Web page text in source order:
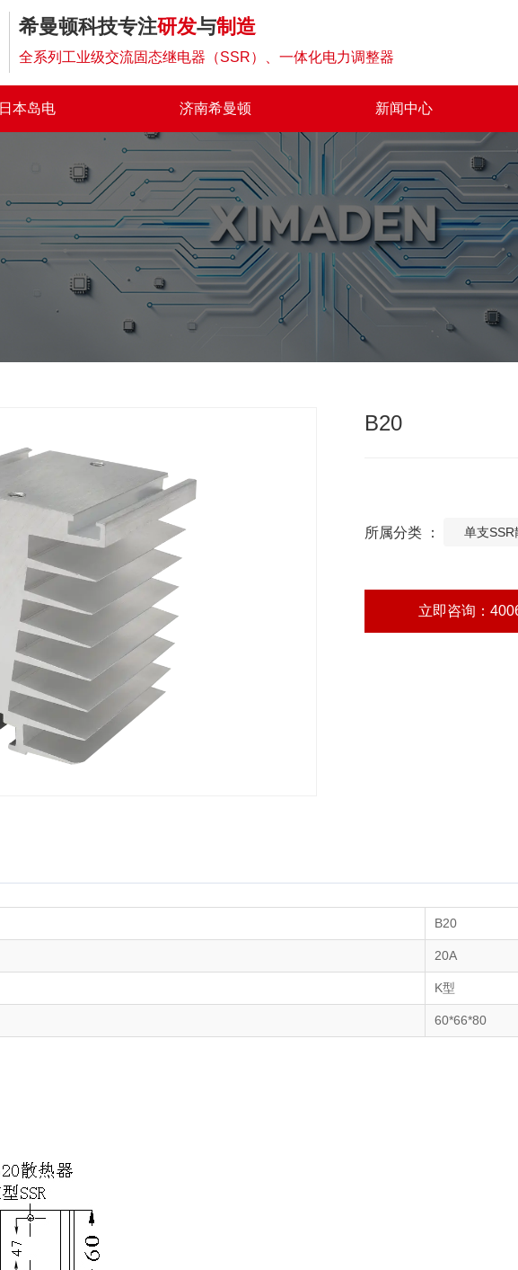
希曼顿科技专注研发与制造
全系列工业级交流固态继电器（SSR）、一体化电力调整器
日本岛电 济南希曼顿 新闻中心
B20
所属分类 ： 单支SSR
立即咨询：
B20
20A
K型
60*66*80